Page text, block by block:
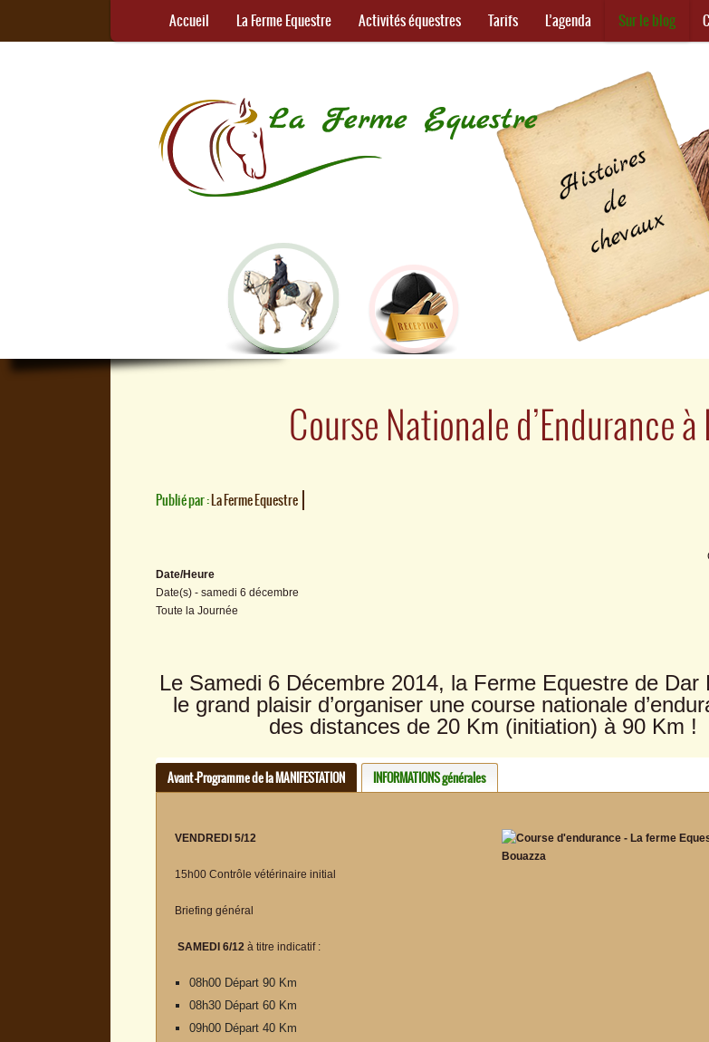
Accueil La Ferme Equestre Activités équestres Tarifs L’agenda Sur le blog
Course Nationale d’Endurance
Publié par :La Ferme Equestre
Date/Heure
Date(s) - samedi 6 décembre
Toute la Journée
Le Samedi 6 Décembre 2014, la Ferme Equestre de Dar
le grand plaisir d’organiser une course nationale
des distances de 20 Km (initiation) à 90 Km !
Avant -Programme de la MANIFESTATION INFORMATIONS générales
VENDREDI 5/12
15h00 Contrôle vétérinaire initial
Briefing général
SAMEDI 6/12 à titre indicatif :
08h00 Départ 90 Km
08h30 Départ 60 Km
09h00 Départ 40 Km